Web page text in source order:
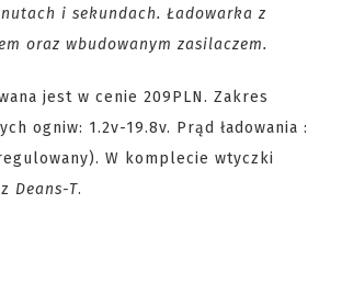
i sekundach. Ładowarka z
oraz wbudowanym zasilaczem.
jest w cenie 209PLN. Zakres
ogniw: 1.2v-19.8v. Prąd ładowania :
W komplecie wtyczki
Deans-T.